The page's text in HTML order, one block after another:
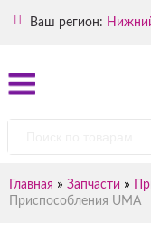
Ваш регион:
Главная » Запчасти »
Приспособления UMA